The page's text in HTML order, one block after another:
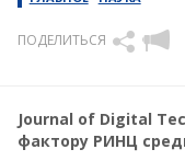
ПОДЕЛИТЬСЯ
Journal of Digital
фактору РИНЦ